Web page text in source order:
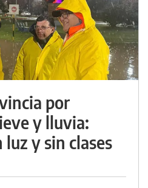
por
y lluvia:
luz y sin clases